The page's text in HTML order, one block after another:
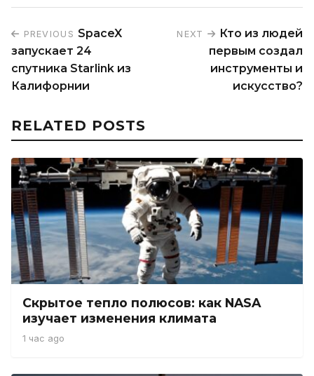
PREVIOUS SpaceX
запускает 24
спутника Starlink из
Калифорнии
NEXT
Кто из людей
первым создал
инструменты и
искусство?
RELATED POSTS
Скрытое тепло полюсов: как NASA
изучает изменения климата
1 час ago